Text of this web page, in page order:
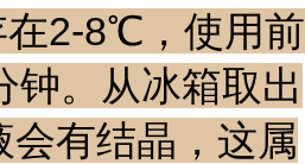
在2-8℃，使用前
钟。从冰箱取出
会有结晶，这属